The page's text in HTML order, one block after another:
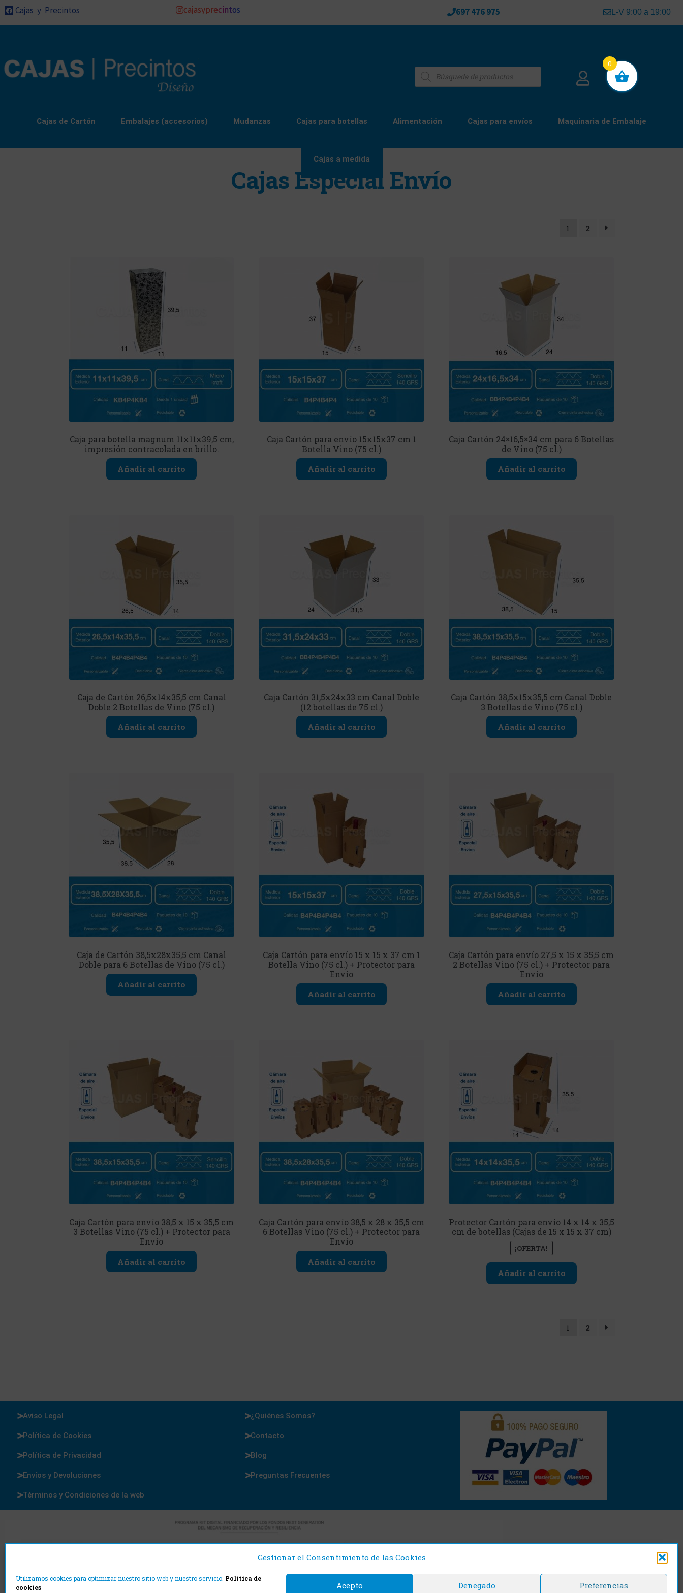
Gestionar el Consentimiento de las Cookies
Utilizamos cookies para optimizar nuestro sitio web y nuestro servicio. Política de
cookies
Acepto Denegado Preferencias
Cajas y Precintos cajasyprecintos 697 476 975 L-V 9:00 a 19:00
Cajas de Cartón Embalajes (accesorios) Mudanzas Cajas para botellas Alimentación Cajas para envíos Maquinaria de Embalaje
Cajas a medida
Cajas Especial Envío
1 2
Caja para botella magnum 11x11x39,5 cm,
impresión contracolada en brillo.
Añadir al carrito
Caja Cartón para envío 15x15x37 cm 1
Botella Vino (75 cl.)
Añadir al carrito
Caja Cartón 24×16,5×34 cm para 6 Botellas
de Vino (75 cl.)
Añadir al carrito
Caja de Cartón 26,5x14x35,5 cm Canal
Doble 2 Botellas de Vino (75 cl.)
Añadir al carrito
Caja Cartón 31,5x24x33 cm Canal Doble
(12 botellas de 75 cl.)
Añadir al carrito
Caja Cartón 38,5x15x35,5 cm Canal Doble
3 Botellas de Vino (75 cl.)
Añadir al carrito
Caja de Cartón 38,5x28x35,5 cm Canal
Doble para 6 Botellas de Vino (75 cl.)
Añadir al carrito
Caja Cartón para envío 15 x 15 x 37 cm 1
Botella Vino (75 cl.) + Protector para
Envío
Añadir al carrito
Caja Cartón para envío 27,5 x 15 x 35,5 cm
2 Botellas Vino (75 cl.) + Protector para
Envío
Añadir al carrito
Caja Cartón para envío 38,5 x 15 x 35,5 cm
3 Botellas Vino (75 cl.) + Protector para
Envío
Añadir al carrito
Caja Cartón para envío 38,5 x 28 x 35,5 cm
6 Botellas Vino (75 cl.) + Protector para
Envío
Añadir al carrito
Protector Cartón para envío 14 x 14 x 35,5
cm de botellas (Cajas de 15 x 15 x 37 cm)
¡OFERTA!
Añadir al carrito
1 2
Aviso Legal
Política de Cookies
Política de Privacidad
Envíos y Devoluciones
Términos y Condiciones de la web
¿Quiénes Somos?
Contacto
Blog
Preguntas Frecuentes
0